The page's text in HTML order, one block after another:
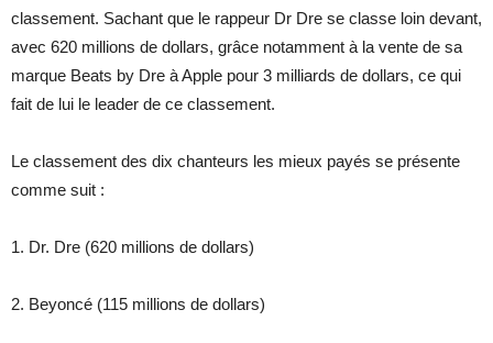
classement. Sachant que le rappeur Dr Dre se classe loin devant,
avec 620 millions de dollars, grâce notamment à la vente de sa
marque Beats by Dre à Apple pour 3 milliards de dollars, ce qui
fait de lui le leader de ce classement.
Le classement des dix chanteurs les mieux payés se présente
comme suit :
1. Dr. Dre (620 millions de dollars)
2. Beyoncé (115 millions de dollars)